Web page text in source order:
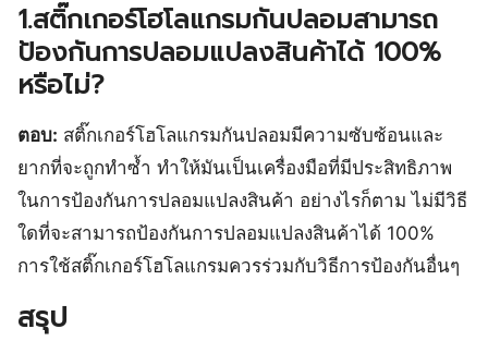
1.สติ๊กเกอร์โฮโลแกรมกันปลอมสามารถ
ป้องกันการปลอมแปลงสินค้าได้ 100%
หรือไม่?
ตอบ: สติ๊กเกอร์โฮโลแกรมกันปลอมมีความซับซ้อนและ
ยากที่จะถูกทำซ้ำ ทำให้มันเป็นเครื่องมือที่มีประสิทธิภาพ
ในการป้องกันการปลอมแปลงสินค้า อย่างไรก็ตาม ไม่มีวิธี
ใดที่จะสามารถป้องกันการปลอมแปลงสินค้าได้ 100%
การใช้สติ๊กเกอร์โฮโลแกรมควรร่วมกับวิธีการป้องกันอื่นๆ
สรุป